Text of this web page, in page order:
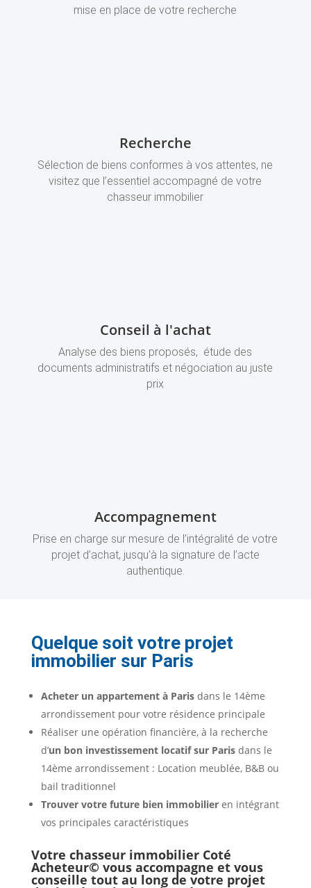
mise en place de votre recherche
Recherche
Sélection de biens conformes à vos attentes, ne
visitez que l’essentiel accompagné de votre
chasseur immobilier
Conseil à l'achat
Analyse des biens proposés, étude des
documents administratifs et négociation au juste
prix
Accompagnement
Prise en charge sur mesure de l’intégralité de votre
projet d’achat, jusqu’à la signature de l’acte
authentique.
Quelque soit votre projet
immobilier sur Paris
Acheter un appartement à Parisdans le 14ème
arrondissement pour votre résidence principale
Réaliser une opération financière, à la recherche
d’un bon investissement locatif sur Parisdans le
14ème arrondissement : Location meublée, B&B ou
bail traditionnel
Trouver votre future bien immobilieren intégrant
vos principales caractéristiques
Votre chasseur immobilier Coté
Acheteur© vous accompagne et vous
conseille tout au long de votre projet